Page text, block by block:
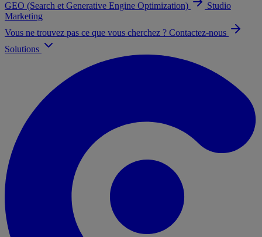
GEO (Search et Generative Engine Optimization)
Studio
Marketing
Vous ne trouvez pas ce que vous cherchez ? Contactez-nous
Solutions